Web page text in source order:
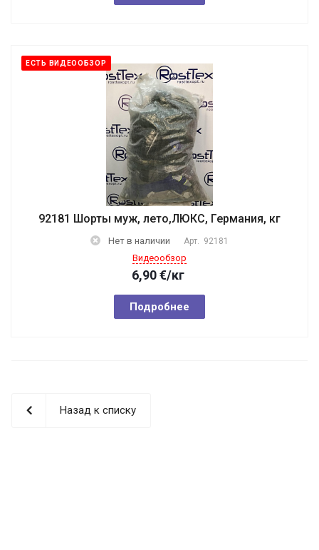
ЕСТЬ ВИДЕООБЗОР
92181 Шорты муж, лето,ЛЮКС, Германия, кг
Нет в наличии Арт. 92181
Видеообзор
6,90€/кг
Подробнее
Назад к списку